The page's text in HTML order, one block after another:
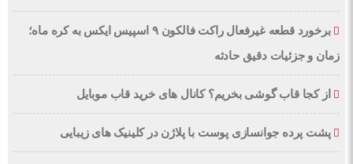
برخورد قطعه غیرفعال راکت فالکون ۹ اسپیس ایکس به کره ماه؛
زمان و جزئیات دقیق حادثه
از کجا قاب گوشی بخریم؟ کانال های خرید قاب موبایل
پشت پرده جوانسازی پوست با پلاژن در کلینیک های زیبایی